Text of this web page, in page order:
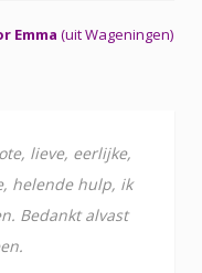
Emma (uit Wageningen)
lieve, eerlijke,
helende hulp, ik
Bedankt alvast